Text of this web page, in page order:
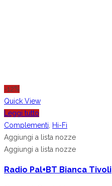
-12%
Quick View
Leggi tutto
Complementi, Hi-Fi
Aggiungi a lista nozze
Aggiungi a lista nozze
Radio Pal+BT Bianca Tivoli